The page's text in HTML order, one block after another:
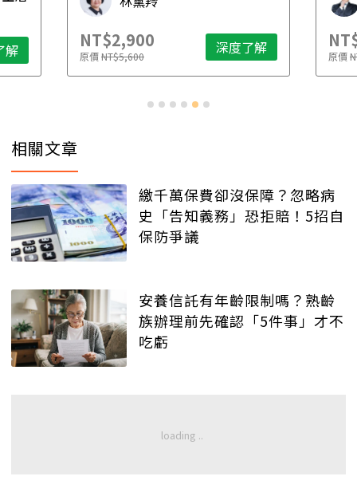
解 NT$2,900
原價NT$5,600 深度了解 原價
相關文章
繳千萬保費卻沒保障？忽略病
史「告知義務」恐拒賠！5招自
保防爭議
安養信託有年齡限制嗎？熟齡
族辦理前先確認「5件事」才不
吃虧